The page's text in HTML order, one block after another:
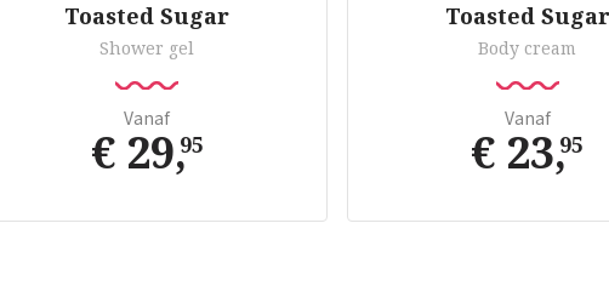
Toasted Sugar
Shower gel
Vanaf
€ 29,95
Toasted Sugar
Body cream
Vanaf
€ 23,95